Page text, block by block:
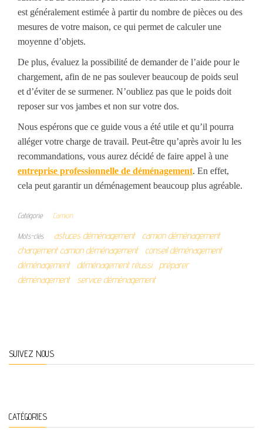
est généralement estimée à partir du nombre de pièces ou des
mesures de votre maison, ce qui permet de calculer une
moyenne d’objets.
De plus, évaluez la possibilité de demander de l’aide pour le
chargement, afin de ne pas soulever beaucoup de poids seul
et d’éviter de se surmener. N’oubliez pas que le poids doit
reposer sur vos jambes et non sur votre dos.
Nous espérons que ce guide vous a été utile et qu’il pourra
alléger votre charge de travail. Peut-être qu’après avoir lu les
recommandations, vous aurez décidé de faire appel à une
entreprise professionnelle de déménagement. En effet,
cela peut garantir un déménagement beaucoup plus agréable.
Catégorie Camion
Mots-clés astuces déménagement
camion déménagement
chargement camion déménagement
conseil déménagement
déménagement
déménagement réussi
préparer
déménagement
service déménagement
SUIVEZ NOUS
CATÉGORIES